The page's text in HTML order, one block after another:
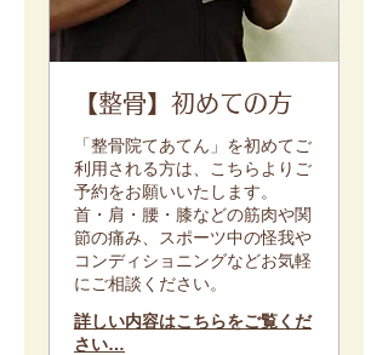
【整骨】初めての方
「整骨院てあてん」を初めてご
利用される方は、こちらよりご
予約をお願いいたします。
首・肩・腰・膝などの筋肉や関
節の痛み、スポーツ中の怪我や
コンディショニングなどお気軽
にご相談ください。
詳しい内容はこちらをご覧くだ
さい…